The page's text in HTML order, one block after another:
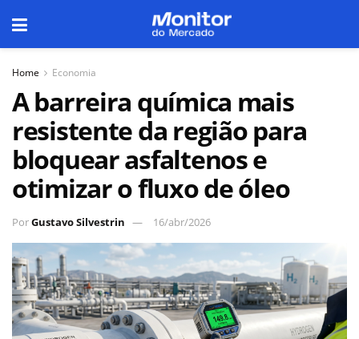
Home Economia
A barreira química mais
resistente da região para
bloquear asfaltenos e
otimizar o fluxo de óleo
PorGustavo Silvestrin 16/abr/2026